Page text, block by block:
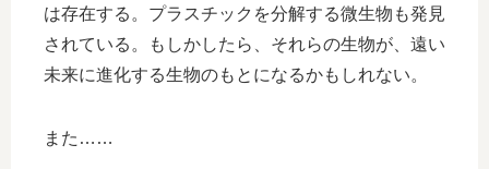
は存在する。プラスチックを分解する微生物も発見
されている。もしかしたら、それらの生物が、遠い
未来に進化する生物のもとになるかもしれない。
また……